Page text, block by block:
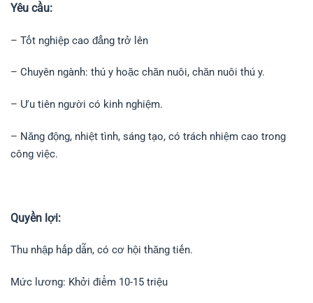
Yêu cầu:
– Tốt nghiệp cao đẳng trở lên
– Chuyên ngành: thú y hoặc chăn nuôi, chăn nuôi thú y.
– Ưu tiên người có kinh nghiệm.
– Năng động, nhiệt tình, sáng tạo, có trách nhiệm cao trong
công việc.
Quyền lợi:
Thu nhập hấp dẫn, có cơ hội thăng tiến.
Mức lương: Khởi điểm 10-15 triệu